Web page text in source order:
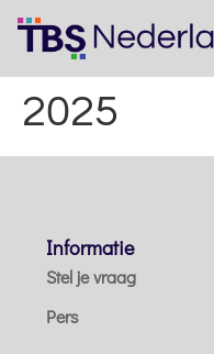
2025
Informatie
Stel je vraag
Pers